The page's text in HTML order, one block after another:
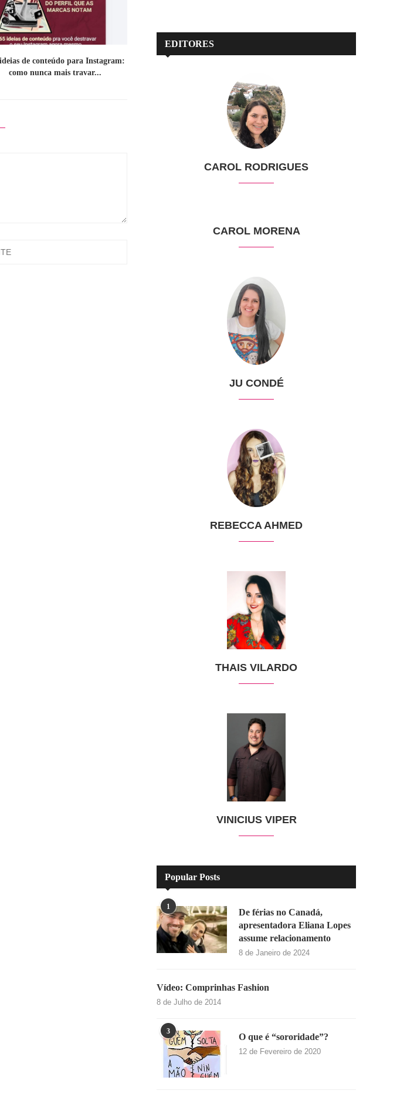
de conteúdo para Instagram:
como nunca mais travar...
EDITORES
CAROL RODRIGUES
CAROL MORENA
JU CONDÉ
REBECCA AHMED
THAIS VILARDO
VINICIUS VIPER
Popular Posts
1
De férias no Canadá,
apresentadora Eliana Lopes
assume relacionamento
8 de Janeiro de 2024
Vídeo: Comprinhas Fashion
8 de Julho de 2014
3
O que é “sororidade”?
12 de Fevereiro de 2020